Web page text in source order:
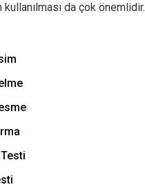
kullanılması da çok önemlidir.